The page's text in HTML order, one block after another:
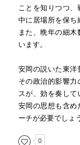
ことを知りつつ
中に居場所を保ち
また、晩年の細
います。
安岡の説いた東洋
その政治的影響
スが、効を奏して
安岡の思想も含め
ーチが必要でしょ
0